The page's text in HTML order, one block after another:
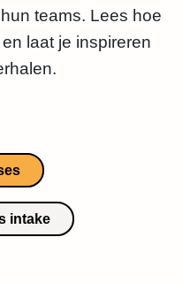
teams. Lees hoe
laat je inspireren
intake